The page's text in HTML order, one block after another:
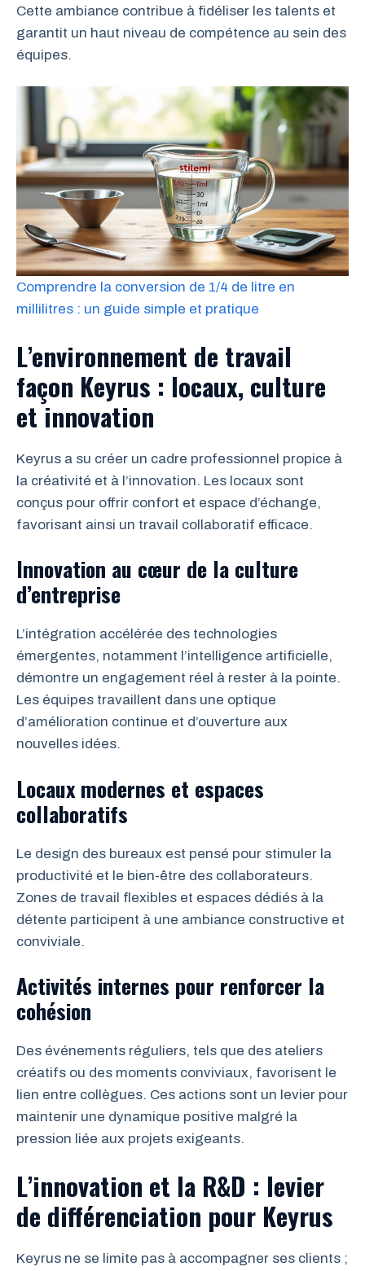
Cette ambiance contribue à fidéliser les talents et
garantit un haut niveau de compétence au sein des
équipes.
Comprendre la conversion de 1/4 de litre en
millilitres : un guide simple et pratique
L’environnement de travail
façon Keyrus : locaux, culture
et innovation
Keyrus a su créer un cadre professionnel propice à
la créativité et à l’innovation. Les locaux sont
conçus pour offrir confort et espace d’échange,
favorisant ainsi un travail collaboratif efficace.
Innovation au cœur de la culture
d’entreprise
L’intégration accélérée des technologies
émergentes, notamment l’intelligence artificielle,
démontre un engagement réel à rester à la pointe.
Les équipes travaillent dans une optique
d’amélioration continue et d’ouverture aux
nouvelles idées.
Locaux modernes et espaces
collaboratifs
Le design des bureaux est pensé pour stimuler la
productivité et le bien-être des collaborateurs.
Zones de travail flexibles et espaces dédiés à la
détente participent à une ambiance constructive et
conviviale.
Activités internes pour renforcer la
cohésion
Des événements réguliers, tels que des ateliers
créatifs ou des moments conviviaux, favorisent le
lien entre collègues. Ces actions sont un levier pour
maintenir une dynamique positive malgré la
pression liée aux projets exigeants.
L’innovation et la R&D : levier
de différenciation pour Keyrus
Keyrus ne se limite pas à accompagner ses clients ;